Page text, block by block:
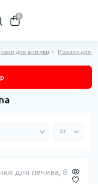
0
для випічки Різалки для